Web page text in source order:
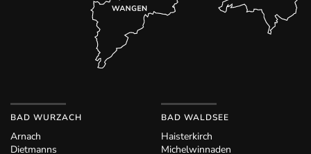
BAD WURZACH
Arnach
Dietmanns
BAD WALDSEE
Haisterkirch
Michelwinnaden